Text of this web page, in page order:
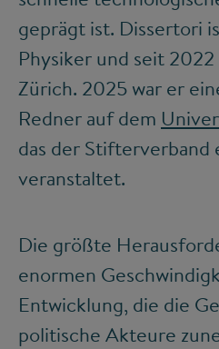
geprägt ist. Dissertori
Physiker und seit
Zürich. 2025 war er
Redner auf dem
das der Stifterverband
veranstaltet.
Die größte
enormen
Entwicklung, die die
politische Akteure